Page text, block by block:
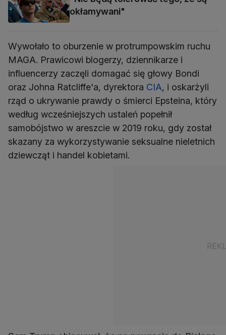
okłamywani"
Wywołało to oburzenie w protrumpowskim ruchu
MAGA. Prawicowi blogerzy, dziennikarze i
influencerzy zaczęli domagać się głowy Bondi
oraz Johna Ratcliffe'a, dyrektora CIA, i oskarżyli
rząd o ukrywanie prawdy o śmierci Epsteina, który
według wcześniejszych ustaleń popełnił
samobójstwo w areszcie w 2019 roku, gdy został
skazany za wykorzystywanie seksualne nieletnich
dziewcząt i handel kobietami.